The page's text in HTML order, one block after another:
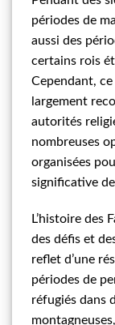
périodes de
aussi des
certains rois
Cependant, ce
largement
autorités
nombreuses
organisées
significative
L’histoire des
des défis et
reflet d’une
périodes de
réfugiés dans